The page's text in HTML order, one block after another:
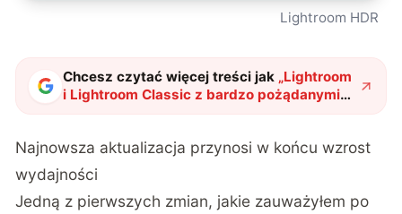
Lightroom HDR
Chcesz czytać więcej treści jak „Lightroom
i Lightroom Classic z bardzo pożądanymi
usprawnieniami"?
Najnowsza aktualizacja przynosi w końcu wzrost
wydajności
Jedną z pierwszych zmian, jakie zauważyłem po